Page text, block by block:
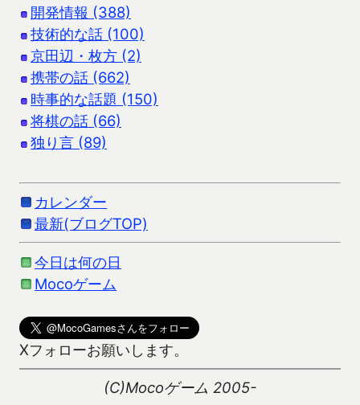
開発情報 (388)
技術的な話 (100)
京田辺・枚方 (2)
携帯の話 (662)
時事的な話題 (150)
将棋の話 (66)
独り言 (89)
カレンダー
最新(ブログTOP)
今日は何の日
Mocoゲーム
Xフォローお願いします。
(C)Mocoゲーム 2005-